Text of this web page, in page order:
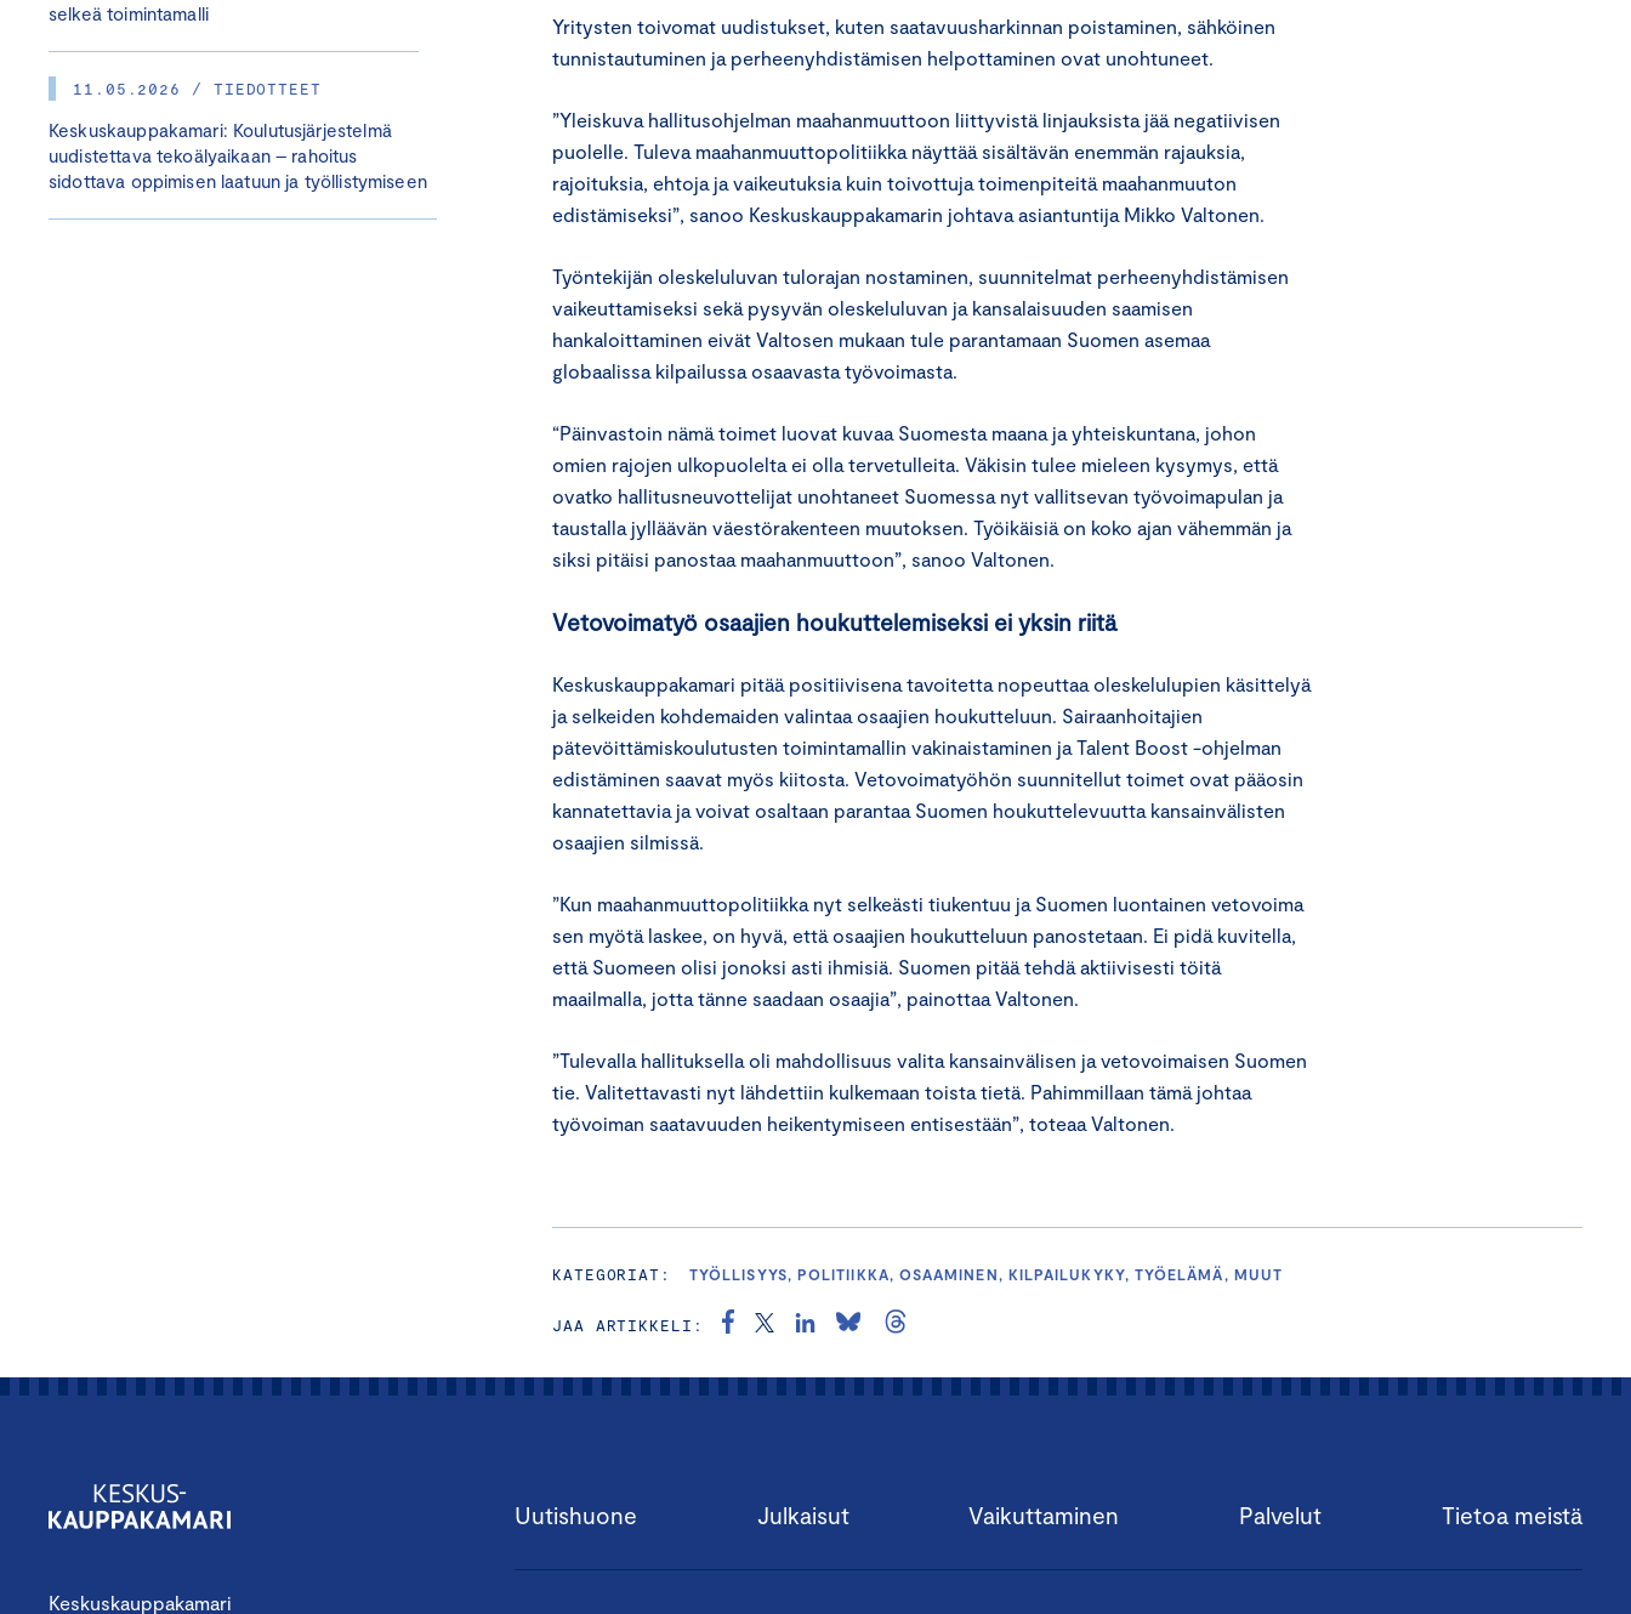
selkeä toimintamalli
11.05.2026 / TIEDOTTEET
Keskuskauppakamari: Koulutusjärjestelmä
uudistettava tekoälyaikaan – rahoitus
sidottava oppimisen laatuun ja työllistymiseen
Yritysten toivomat uudistukset, kuten saatavuusharkinnan poistaminen, sähköinen
tunnistautuminen ja perheenyhdistämisen helpottaminen ovat unohtuneet.
”Yleiskuva hallitusohjelman maahanmuuttoon liittyvistä linjauksista jää negatiivisen
puolelle. Tuleva maahanmuuttopolitiikka näyttää sisältävän enemmän rajauksia,
rajoituksia, ehtoja ja vaikeutuksia kuin toivottuja toimenpiteitä maahanmuuton
edistämiseksi”, sanoo Keskuskauppakamarin johtava asiantuntija Mikko Valtonen.
Työntekijän oleskeluluvan tulorajan nostaminen, suunnitelmat perheenyhdistämisen
vaikeuttamiseksi sekä pysyvän oleskeluluvan ja kansalaisuuden saamisen
hankaloittaminen eivät Valtosen mukaan tule parantamaan Suomen asemaa
globaalissa kilpailussa osaavasta työvoimasta.
“Päinvastoin nämä toimet luovat kuvaa Suomesta maana ja yhteiskuntana, johon
omien rajojen ulkopuolelta ei olla tervetulleita. Väkisin tulee mieleen kysymys, että
ovatko hallitusneuvottelijat unohtaneet Suomessa nyt vallitsevan työvoimapulan ja
taustalla jylläävän väestörakenteen muutoksen. Työikäisiä on koko ajan vähemmän ja
siksi pitäisi panostaa maahanmuuttoon”, sanoo Valtonen.
Vetovoimatyö osaajien houkuttelemiseksi ei yksin riitä
Keskuskauppakamari pitää positiivisena tavoitetta nopeuttaa oleskelulupien käsittelyä
ja selkeiden kohdemaiden valintaa osaajien houkutteluun. Sairaanhoitajien
pätevöittämiskoulutusten toimintamallin vakinaistaminen ja Talent Boost -ohjelman
edistäminen saavat myös kiitosta. Vetovoimatyöhön suunnitellut toimet ovat pääosin
kannatettavia ja voivat osaltaan parantaa Suomen houkuttelevuutta kansainvälisten
osaajien silmissä.
”Kun maahanmuuttopolitiikka nyt selkeästi tiukentuu ja Suomen luontainen vetovoima
sen myötä laskee, on hyvä, että osaajien houkutteluun panostetaan. Ei pidä kuvitella,
että Suomeen olisi jonoksi asti ihmisiä. Suomen pitää tehdä aktiivisesti töitä
maailmalla, jotta tänne saadaan osaajia”, painottaa Valtonen.
”Tulevalla hallituksella oli mahdollisuus valita kansainvälisen ja vetovoimaisen Suomen
tie. Valitettavasti nyt lähdettiin kulkemaan toista tietä. Pahimmillaan tämä johtaa
työvoiman saatavuuden heikentymiseen entisestään”, toteaa Valtonen.
KATEGORIAT: TYÖLLISYYS, POLITIIKKA, OSAAMINEN, KILPAILUKYKY, TYÖELÄMÄ, MUUT
JAA ARTIKKELI:
Keskuskauppakamari
Uutishuone Julkaisut Vaikuttaminen Palvelut Tietoa meistä